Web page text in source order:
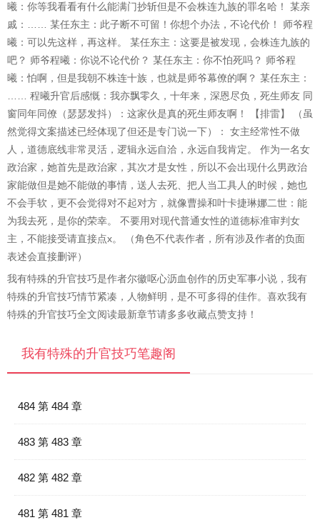
曦：你等我看看有什么能满门抄斩但是不会株连九族的罪名哈！ 某亲
戚：…… 某任东主：此子断不可留！你想个办法，不论代价！ 师爷程
曦：可以先这样，再这样。 某任东主：这要是被发现，会株连九族的
吧？ 师爷程曦：你说不论代价？ 某任东主：你不怕死吗？ 师爷程
曦：怕啊，但是我朝不株连十族，也就是师爷幕僚的啊？ 某任东主：
…… 程曦升官后感慨：我亦飘零久，十年来，深恩尽负，死生师友 同
窗同年同僚（瑟瑟发抖）：这家伙是真的死生师友啊！ 【排雷】 （虽
然觉得文案描述已经体现了但还是专门说一下）： 女主经常性不做
人，道德底线非常灵活，逻辑永远自洽，永远自我肯定。 作为一名女
政治家，她首先是政治家，其次才是女性，所以不会出现什么男政治
家能做但是她不能做的事情，送人去死、把人当工具人的时候，她也
不会手软，更不会觉得对不起对方，就像曹操和叶卡捷琳娜二世：能
为我去死，是你的荣幸。 不要用对现代普通女性的道德标准审判女
主，不能接受请直接点x。 （角色不代表作者，所有涉及作者的负面
表述会直接删评）
我有特殊的升官技巧是作者尔徽呕心沥血创作的历史军事小说，我有
特殊的升官技巧情节紧凑，人物鲜明，是不可多得的佳作。喜欢我有
特殊的升官技巧全文阅读最新章节请多多收藏点赞支持！
我有特殊的升官技巧笔趣阁
484 第 484 章
483 第 483 章
482 第 482 章
481 第 481 章